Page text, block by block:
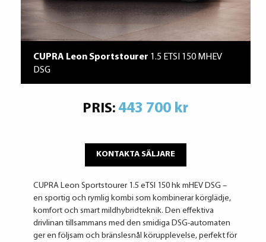
CUPRA Leon Sportstourer 1.5 ETSI 150 MHEV
DSG
PRIS: 443 700 kr
KONTAKTA SÄLJARE
CUPRA Leon Sportstourer 1.5 eTSI 150 hk mHEV DSG –
en sportig och rymlig kombi som kombinerar körglädje,
komfort och smart mildhybridteknik. Den effektiva
drivlinan tillsammans med den smidiga DSG-automaten
ger en följsam och bränslesnål körupplevelse, perfekt för